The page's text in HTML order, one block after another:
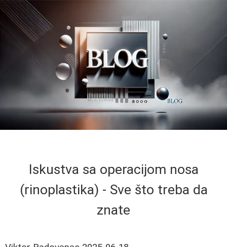
Iskustva sa operacijom nosa
(rinoplastika) - Sve što treba da
znate